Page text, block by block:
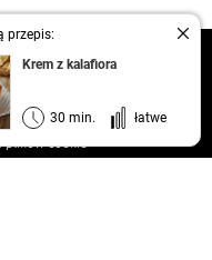
przepis:
Krem z kalafiora
30 min. łatwe
plików cookie